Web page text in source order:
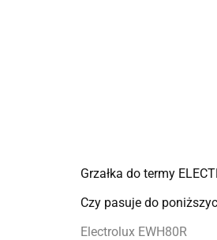
Grzałka do termy
Czy pasuje do
Electrolux EWH80R